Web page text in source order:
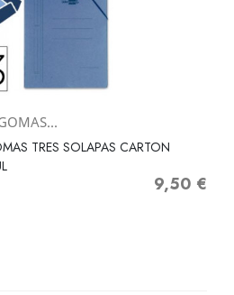
TRES SOLAPAS CARTON
Precio
9,50 €